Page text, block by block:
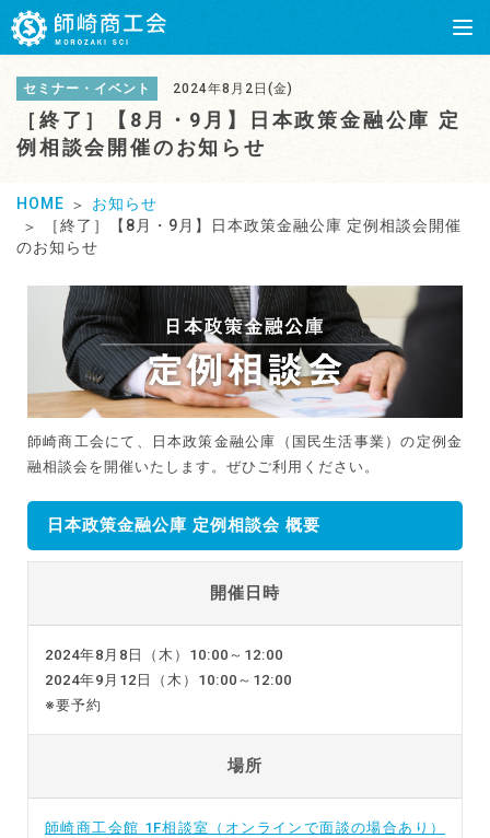
セミナー・イベント 2024年8月2日(金)
［終了］【8月・9月】日本政策金融公庫 定
例相談会開催のお知らせ
HOME
お知らせ
［終了］【8月・9月】日本政策金融公庫 定例相談会開催
のお知らせ
師崎商工会にて、日本政策金融公庫（国民生活事業）の定例金
融相談会を開催いたします。ぜひご利用ください。
日本政策金融公庫 定例相談会 概要
開催日時
2024年8月8日（木）10:00～12:00
2024年9月12日（木）10:00～12:00
※要予約
場所
師崎商工会館 1F相談室（オンラインで面談の場合あり）